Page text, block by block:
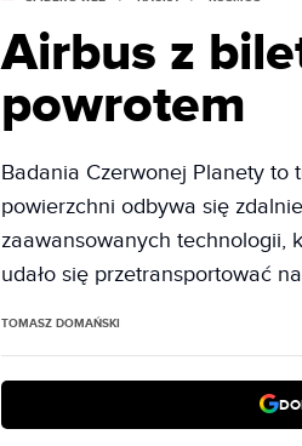
Airbus z
powrotem
Badania Czerwonej Planety to
powierzchni odbywa się
zaawansowanych technologii,
udało się przetransportować
TOMASZ DOMAŃSKI